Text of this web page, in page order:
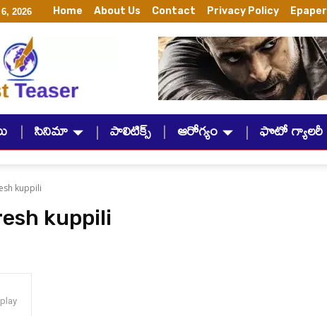
2026 Home About Us Contact Privacy Policy Epaper
సినిమా పాలిటిక్స్ ఆరోగ్యం ఫొటో గ్యాలరీ
kuppili
kuppili